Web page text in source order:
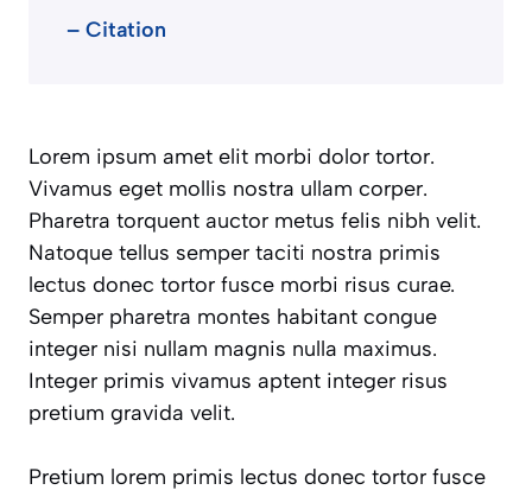
– Citation
Lorem ipsum amet elit morbi dolor tortor.
Vivamus eget mollis nostra ullam corper.
Pharetra torquent auctor metus felis nibh velit.
Natoque tellus semper taciti nostra primis
lectus donec tortor fusce morbi risus curae.
Semper pharetra montes habitant congue
integer nisi nullam magnis nulla maximus.
Integer primis vivamus aptent integer risus
pretium gravida velit.
Pretium lorem primis lectus donec tortor fusce